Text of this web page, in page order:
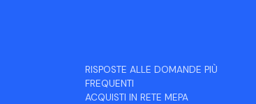
RISPOSTE ALLE DOMANDE PIÙ
FREQUENTI
ACQUISTI IN RETE MEPA